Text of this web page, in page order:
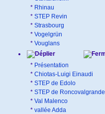
* Rhinau
* STEP Revin
* Strasbourg
* Vogelgrün
* Vouglans
* Présentation
* Chiotas-Luigi Einaudi
* STEP de Edolo
* STEP de Roncovalgrande
* Val Malenco
* vallée Adda